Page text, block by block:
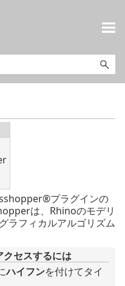
プラグインの
は、Rhinoのモデリ
ラフィカルアルゴリズム
クセスするには
ハイフンを付けてタイ